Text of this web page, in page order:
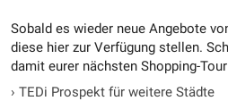
Sobald es wieder neue Angebote
diese hier zur Verfügung stellen.
damit eurer nächsten Shopping-
› TEDi Prospekt für weitere Städte